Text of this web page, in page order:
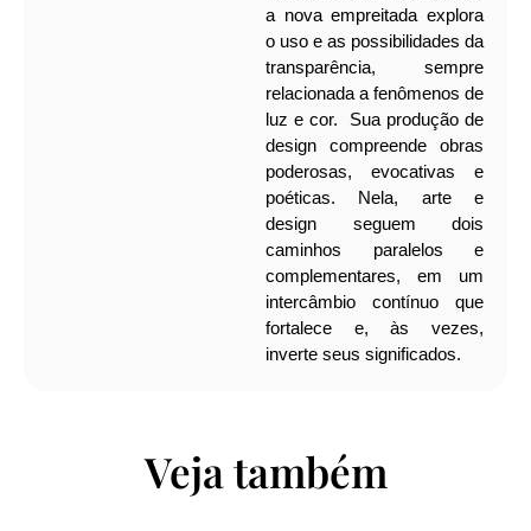
a nova empreitada explora
o uso e as possibilidades da
transparência, sempre
relacionada a fenômenos de
luz e cor.
Sua produção de
design compreende obras
poderosas, evocativas e
poéticas. Nela, arte e
design seguem dois
caminhos paralelos e
complementares, em um
intercâmbio contínuo que
fortalece e, às vezes,
inverte seus significados.
Veja também